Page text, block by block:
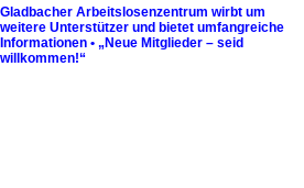
Gladbacher Arbeitslosenzentrum wirbt um
weitere Unterstützer und bietet umfangreiche
Informationen • „Neue Mitglieder – seid
willkommen!“